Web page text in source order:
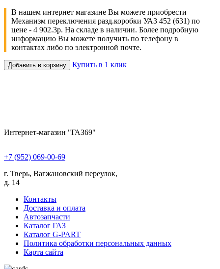
В нашем интернет магазине Вы можете приобрести
Механизм переключения разд.коробки УАЗ 452 (631) по
цене - 4 902.3р. На складе в наличии. Более подробную
информацию Вы можете получить по телефону в
контактах либо по электронной почте.
Добавить в корзину Купить в 1 клик
Интернет-магазин "ГАЗ69"
+7 (952) 069-00-69
г. Тверь, Вагжановский переулок,
д. 14
Контакты
Доставка и оплата
Автозапчасти
Каталог ГАЗ
Каталог G-PART
Политика обработки персональных данных
Карта сайта